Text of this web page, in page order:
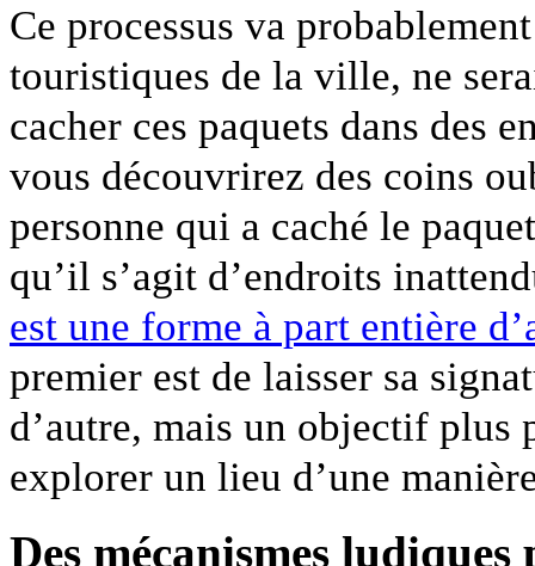
Ce processus va
touristiques de la ville, ne
cacher ces paquets dans des
vous découvrirez des coins
personne qui a caché le
qu’il s’agit d’endroits
est une forme à part entière
premier est de laisser sa
d’autre, mais un objectif plus
explorer un lieu d’une
Des mécanismes